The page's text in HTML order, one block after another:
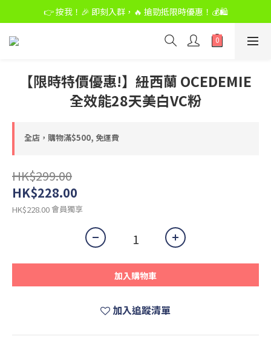
👉 按我！🎉 即刻入群，🔥 搶勁抵限時優惠！💰🛍️
👉 按我！🎉 即刻入群，🔥 搶勁抵限時優惠！💰🛍️
購物滿$500,免運費
【限時特價優惠!】紐西蘭 OCEDEMIE
全效能28天美白VC粉
全店，購物滿$500, 免運費
HK$299.00
HK$228.00
HK$228.00會員獨享
加入購物車
加入追蹤清單